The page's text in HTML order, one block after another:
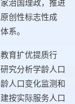
治国理政，推进
创性标志性成
系。
育扩优提质行
究分析学龄人口
人口变化监测和
按实际服务人口